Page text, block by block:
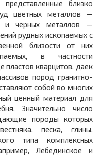
близко
цветных металлов —
и черных металлов —
рудных ископаемых с
близости от них
в частности
пластов кварцитов, даек
пород гранитно-
собой во многих
ценный материал для
Значительно число
породы которых
песка, глины.
типа комплексных
Лебединское и